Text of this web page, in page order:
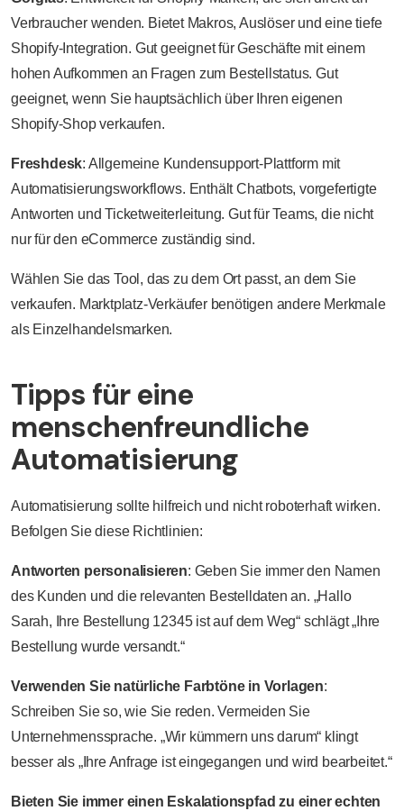
Verbraucher wenden. Bietet Makros, Auslöser und eine tiefe
Shopify-Integration. Gut geeignet für Geschäfte mit einem
hohen Aufkommen an Fragen zum Bestellstatus. Gut
geeignet, wenn Sie hauptsächlich über Ihren eigenen
Shopify-Shop verkaufen.
Freshdesk: Allgemeine Kundensupport-Plattform mit
Automatisierungsworkflows. Enthält Chatbots, vorgefertigte
Antworten und Ticketweiterleitung. Gut für Teams, die nicht
nur für den eCommerce zuständig sind.
Wählen Sie das Tool, das zu dem Ort passt, an dem Sie
verkaufen. Marktplatz-Verkäufer benötigen andere Merkmale
als Einzelhandelsmarken.
Tipps für eine
menschenfreundliche
Automatisierung
Automatisierung sollte hilfreich und nicht roboterhaft wirken.
Befolgen Sie diese Richtlinien:
Antworten personalisieren: Geben Sie immer den Namen
des Kunden und die relevanten Bestelldaten an. „Hallo
Sarah, Ihre Bestellung 12345 ist auf dem Weg“ schlägt „Ihre
Bestellung wurde versandt.“
Verwenden Sie natürliche Farbtöne in Vorlagen:
Schreiben Sie so, wie Sie reden. Vermeiden Sie
Unternehmenssprache. „Wir kümmern uns darum“ klingt
besser als „Ihre Anfrage ist eingegangen und wird bearbeitet.“
Bieten Sie immer einen Eskalationspfad zu einer echten